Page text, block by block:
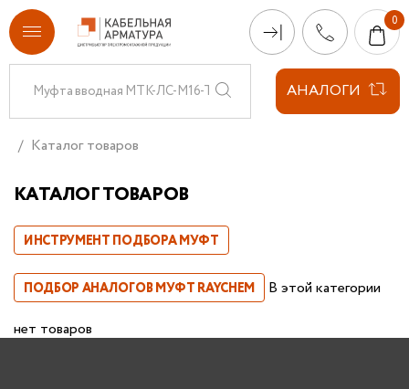
АНАЛОГИ
Каталог товаров
КАТАЛОГ ТОВАРОВ
ИНСТРУМЕНТ ПОДБОРА МУФТ
ПОДБОР АНАЛОГОВ МУФТ RAYCHEM
В этой категории
нет товаров